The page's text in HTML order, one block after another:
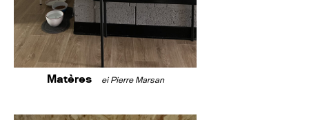
Matères ei Pierre Marsan